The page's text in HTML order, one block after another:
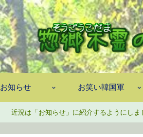
お知らせ お笑い韓国軍
近況は「お知らせ」に紹介するようにしま